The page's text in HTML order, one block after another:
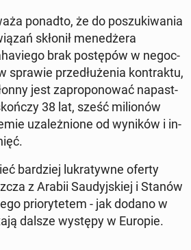
ponadto, że do poszuki­wa­nia
skłonił menedżera
brak postępów w ne­goc­
sprawie przedłuże­nia kon­trak­tu,
jest za­pro­ponować na­past­
38 lat, sześć mil­ionów
uza­leżnione od wyników i in­
bardziej lukraty­wne oferty
z Arabii Saudyjskiej i Stanów
pri­o­ry­tetem - jak dodano w
dalsze występy w Europie.